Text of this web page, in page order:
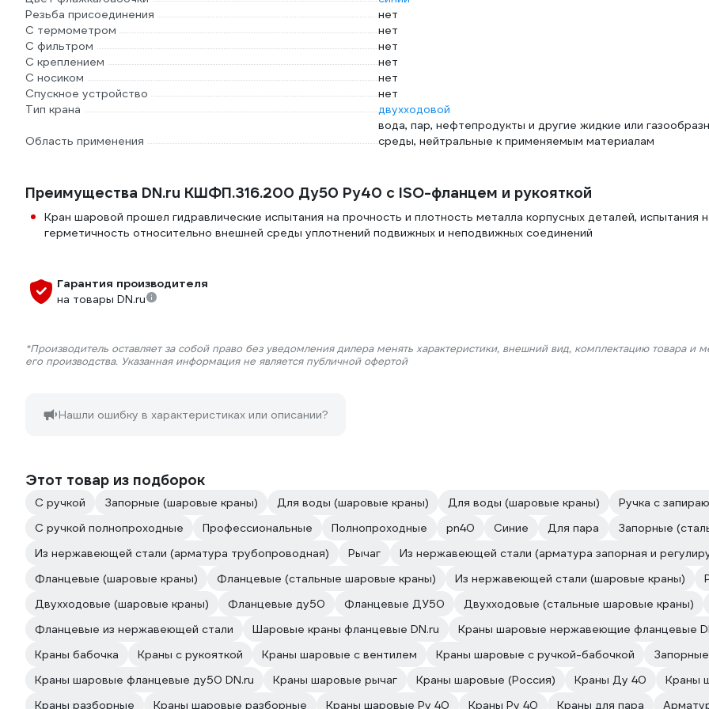
Резьба присоединения
нет
С термометром
нет
С фильтром
нет
С креплением
нет
С носиком
нет
Спускное устройство
нет
Тип крана
двухходовой
Область применения
вода, пар, нефтепродукты и другие жидкие или
среды, нейтральные к применяемым материалам
Преимущества DN.ru КШФП.316.200 Ду50 Ру40 с ISO-фланцем и рукояткой
Кран шаровой прошел гидравлические испытания на прочность и плотность металла корпусных деталей, испытания
герметичность относительно внешней среды уплотнений подвижных и неподвижных соединений
Гарантия производителя
на товары DN.ru
*Производитель оставляет за собой право без уведомления дилера менять характеристики, внешний вид, комплектацию товара и
его производства. Указанная информация не является публичной офертой
Нашли ошибку в характеристиках или описании?
Этот товар из подборок
С ручкой Запорные (шаровые краны) Для воды (шаровые краны) Для воды (шаровые краны) Ручка с
С ручкой полнопроходные
Профессиональные Полнопроходные pn40 Синие Для пара
Запорные
Из нержавеющей стали (арматура трубопроводная)
Рычаг Из нержавеющей стали (арматура запорная и
Фланцевые (шаровые краны)
Фланцевые (стальные шаровые краны) Из нержавеющей стали (шаровые краны)
Двухходовые (шаровые краны)
Фланцевые ду50 Фланцевые ДУ50 Двухходовые (стальные шаровые краны)
Фланцевые из нержавеющей стали
Шаровые краны фланцевые DN.ru Краны шаровые нержавеющие фланцевые
Краны бабочка
Краны с рукояткой Краны шаровые с вентилем Краны шаровые с ручкой-бабочкой
Краны шаровые фланцевые ду50 DN.ru
Краны шаровые рычаг Краны шаровые (Россия) Краны Ду 40 Краны
Краны разборные
Краны шаровые разборные Краны шаровые Ру 40 Краны Ру 40 Краны для пара